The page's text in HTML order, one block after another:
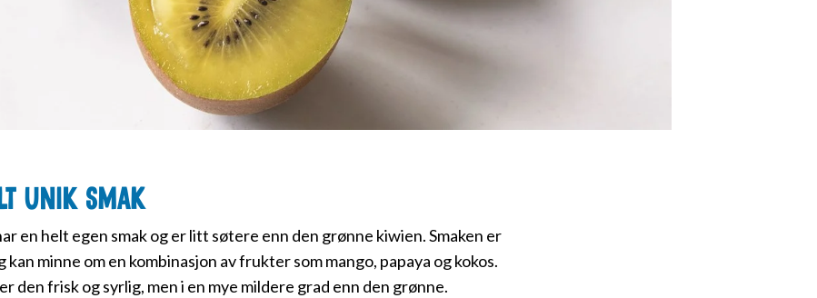
unik smak
en helt egen smak og er litt søtere enn den grønne kiwien. Smaken er
kan minne om en kombinasjon av frukter som mango, papaya og kokos.
den frisk og syrlig, men i en mye mildere grad enn den grønne.